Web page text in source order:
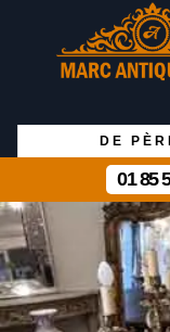
DE
01 85